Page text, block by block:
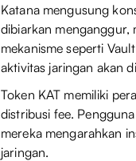
Katana mengusung
dibiarkan menganggur,
mekanisme seperti
aktivitas jaringan akan
Token KAT memiliki
distribusi fee.
mereka mengarahkan
jaringan.